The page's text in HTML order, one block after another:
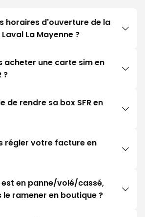
horaires d'ouverture de la
Laval La Mayenne ?
acheter une carte sim en
?
de rendre sa box SFR en
régler votre facture en
en panne/volé/cassé,
ramener en boutique ?